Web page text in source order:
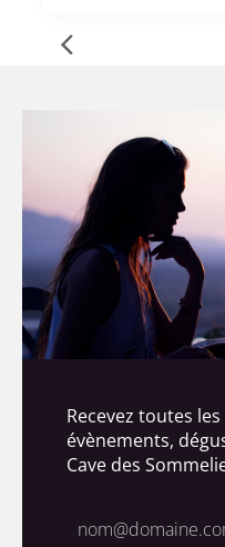
Recevez toutes
évènements,
Cave des